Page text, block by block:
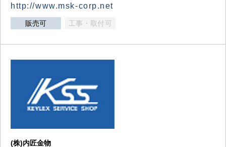
http://www.msk-corp.net
販売可 工事・取付可
(株)内匠金物